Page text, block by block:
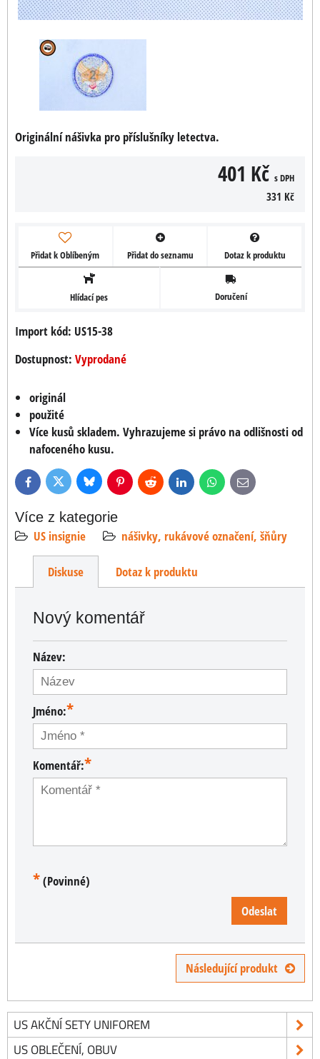
Originální nášivka pro příslušníky letectva.
401 Kč s DPH
331 Kč
Přidat k Oblíbeným Přidat do seznamu Dotaz k produktu
Hlídací pes Doručení
Import kód: US15-38
Dostupnost: Vyprodané
originál
použité
Více kusů skladem. Vyhrazujeme si právo na odlišnosti od
nafoceného kusu.
FacebookTwitter BlueskyPinterestReddit LinkedInWhatsApp
E-
mail
Více z kategorie
US insignie
nášivky, rukávové označení, šňůry
Diskuse Dotaz k produktu
Nový komentář
Název:
Jméno:*
Komentář:*
*(Povinné)
Odeslat
Následující produkt
US AKČNÍ SETY UNIFOREM
US OBLEČENÍ, OBUV